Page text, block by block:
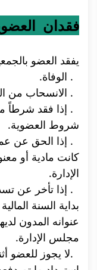
فقدان
يفقد العضو
3. إذا فقد
شروط العضوية.
4. إذا الحق عن
كانت مادية أو
الإدارة.
5. إذا تأخر عن
بداية السنة
عنوانه المدون
مجلس الإدارة.
6.لا يجوز للعضو